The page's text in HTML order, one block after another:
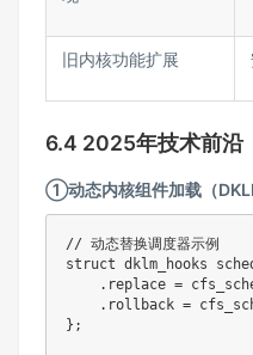
旧内核功能扩展​
6.4 2025年技术前沿
①动态内核组件加载（
// 动态替换调度器示例
struct dklm_hooks
.replace =
.rollback =
};